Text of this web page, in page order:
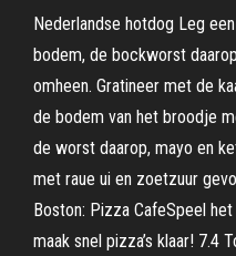
Nederlandse hotdog Leg
bodem, de bockworst
omheen. Gratineer met de
de bodem van het broodje
de worst daarop, mayo en
met raue ui en zoetzuur
Boston: Pizza CafeSpeel
maak snel pizza’s klaar! 7.4